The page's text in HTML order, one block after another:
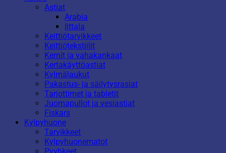
Astiat
Arabia
Iittala
Keittiötarvikkeet
Keittiötekstiilit
Kernit ja vahakankaat
Kertakäyttöastiat
Kylmälaukut
Pakastus- ja säilytysrasiat
Tarjottimet ja tabletit
Juomapullot ja vesiastiat
Fiskars
Kylpyhuone
Tarvikkeet
Kylpyhuonematot
Pyyhkeet